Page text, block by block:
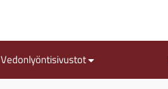
Vedonlyöntisivustot